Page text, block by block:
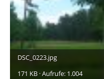
DSC_0223.jpg
171 KB · Aufrufe: 1.004